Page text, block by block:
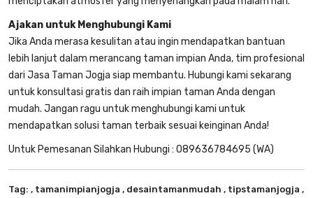
Ajakan untuk Menghubungi Kami
Jika Anda merasa kesulitan atau ingin mendapatkan bantuan
lebih lanjut dalam merancang taman impian Anda, tim profesional
dari Jasa Taman Jogja siap membantu. Hubungi kami sekarang
untuk konsultasi gratis dan raih impian taman Anda dengan
mudah. Jangan ragu untuk menghubungi kami untuk
mendapatkan solusi taman terbaik sesuai keinginan Anda!
Untuk Pemesanan Silahkan Hubungi : 089636784695 (WA)
Tag: , tamanimpianjogja , desaintamanmudah , tipstamanjogja ,